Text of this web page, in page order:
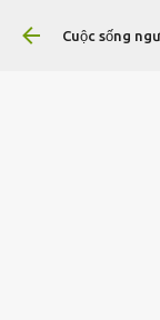
Cuộc sống